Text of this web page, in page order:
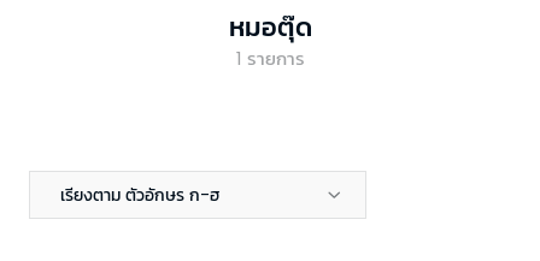
หมอตุ๊ด
1 รายการ
เรียงตาม ตัวอักษร ก-ฮ